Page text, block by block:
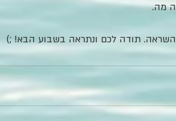
מה.
תודה לכם ונתראה בשבוע הבא! ;)